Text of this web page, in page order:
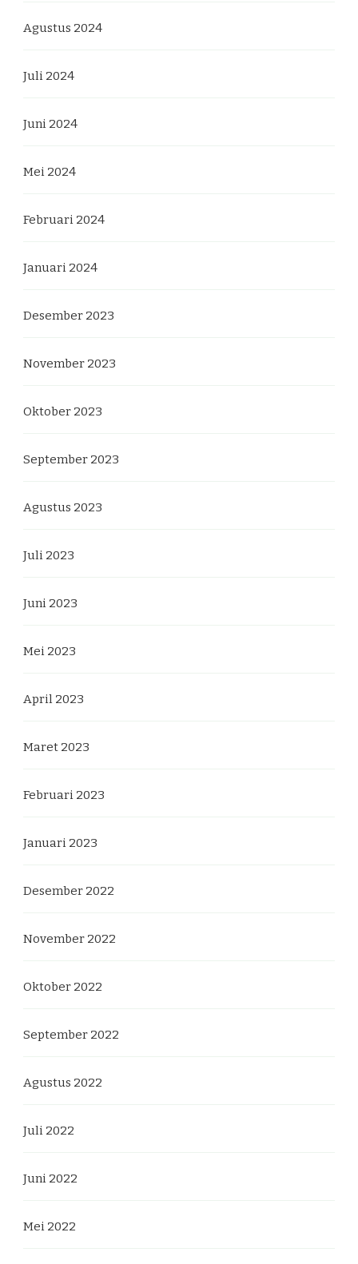
Agustus 2024
Juli 2024
Juni 2024
Mei 2024
Februari 2024
Januari 2024
Desember 2023
November 2023
Oktober 2023
September 2023
Agustus 2023
Juli 2023
Juni 2023
Mei 2023
April 2023
Maret 2023
Februari 2023
Januari 2023
Desember 2022
November 2022
Oktober 2022
September 2022
Agustus 2022
Juli 2022
Juni 2022
Mei 2022